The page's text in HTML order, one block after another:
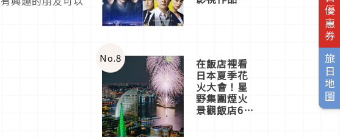
旅日地圖
No.8 在飯店裡看
日本夏季花
火大會！星
野集團煙火
景觀飯店6